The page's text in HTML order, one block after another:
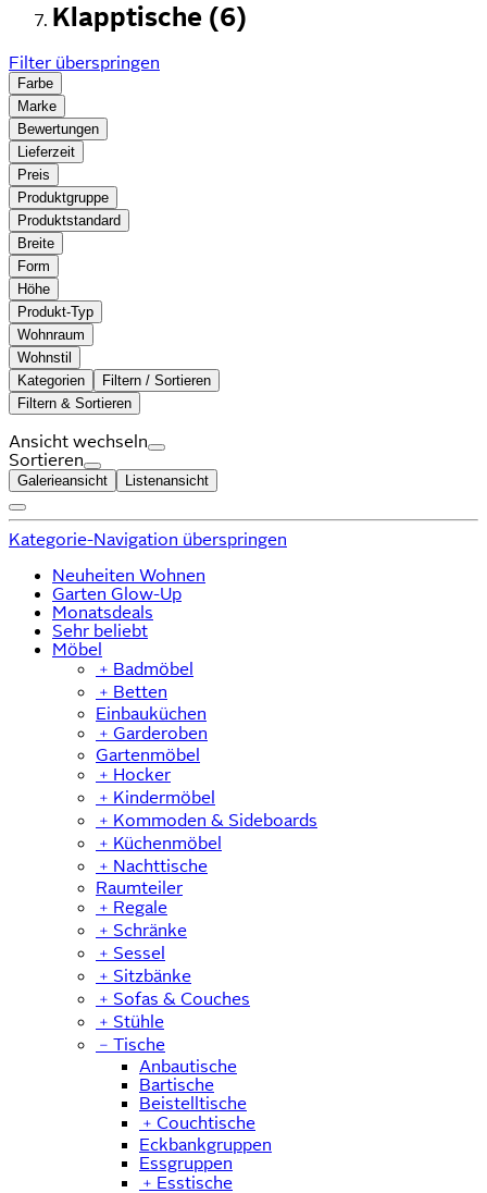
Klapptische (6)
Filter überspringen
Farbe
Marke
Bewertungen
Lieferzeit
Preis
Produktgruppe
Produktstandard
Breite
Form
Höhe
Produkt-Typ
Wohnraum
Wohnstil
Kategorien
Filtern / Sortieren
Filtern & Sortieren
Ansicht wechseln
Sortieren
Galerieansicht Listenansicht
Kategorie-Navigation überspringen
Neuheiten Wohnen
Garten Glow-Up
Monatsdeals
Sehr beliebt
Möbel
﹢ Badmöbel
﹢ Betten
Einbauküchen
﹢ Garderoben
Gartenmöbel
﹢ Hocker
﹢ Kindermöbel
﹢ Kommoden & Sideboards
﹢ Küchenmöbel
﹢ Nachttische
Raumteiler
﹢ Regale
﹢ Schränke
﹢ Sessel
﹢ Sitzbänke
﹢ Sofas & Couches
﹢ Stühle
﹣ Tische
Anbautische
Bartische
Beistelltische
﹢ Couchtische
Eckbankgruppen
Essgruppen
﹢ Esstische